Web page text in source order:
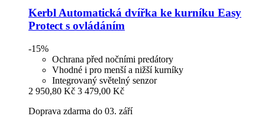
Kerbl Automatická dvířka ke kurníku Easy
Protect s ovládáním
-15%
Ochrana před nočními predátory
Vhodné i pro menší a nižší kurníky
Integrovaný světelný senzor
2 950,80 Kč 3 479,00 Kč
Doprava zdarma do 03. září